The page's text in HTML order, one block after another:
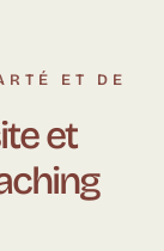
ET DE
et